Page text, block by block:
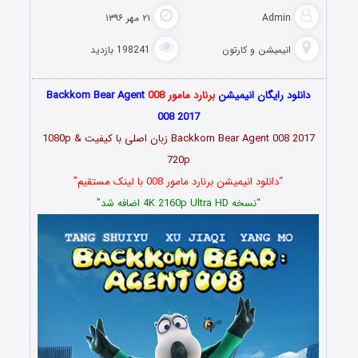
Admin ۲۱ مهر ۱۳۹۶
انیمیشن و کارتون 198241 بازدید
دانلود رایگان انیمیشنبرنارد مامور 008
Backkom Bear Agent
008 2017
Backkom Bear Agent 008 2017 زبان اصلی با کیفیت 1080p &
720p
“دانلود انیمیشن برنارد مامور 008 با لینک مستقیم”
“نسخه 4K 2160p Ultra HD اضافه شد”